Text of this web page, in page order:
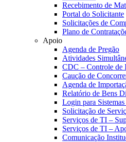
Recebimento de
Portal do Solicitante
Solicitações de
Plano de
Apoio
Agenda de Pregão
Atividades
CDC – Controle de
Caução de
Agenda de
Relatório de Bens
Login para
Solicitação de
Serviços de TI –
Serviços de TI –
Comunicação